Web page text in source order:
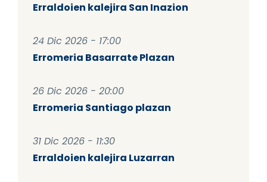
Erraldoien kalejira San Inazion
24 Dic 2026 - 17:00
Erromeria Basarrate Plazan
26 Dic 2026 - 20:00
Erromeria Santiago plazan
31 Dic 2026 - 11:30
Erraldoien kalejira Luzarran